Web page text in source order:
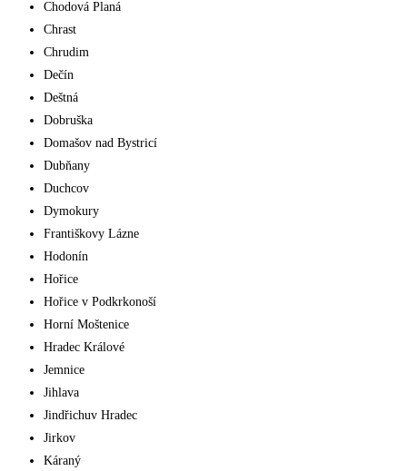
Chodová Planá
Chrast
Chrudim
Dečín
Deštná
Dobruška
Domašov nad Bystricí
Dubňany
Duchcov
Dymokury
Františkovy Lázne
Hodonín
Hořice
Hořice v Podkrkonoší
Horní Moštenice
Hradec Králové
Jemnice
Jihlava
Jindřichuv Hradec
Jirkov
Káraný